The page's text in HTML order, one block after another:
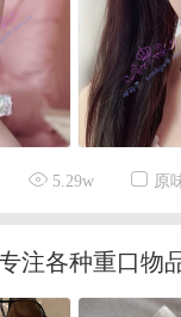
5.29w 原
注各种重口物